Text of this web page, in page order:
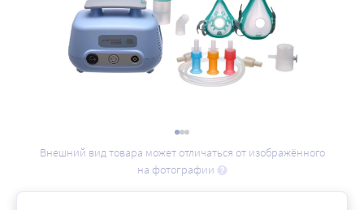
Внешний вид товара может отличаться от изображённого
на фотографии